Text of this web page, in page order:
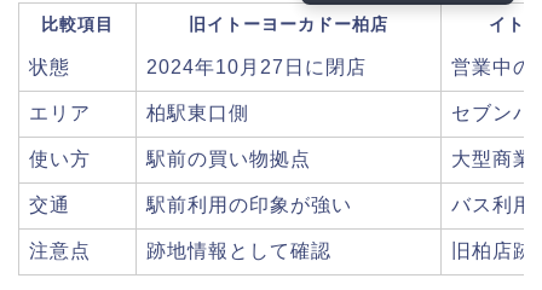
比較項目 旧イトーヨーカドー柏店 イト
状態 2024年10月27日に閉店 営業中の
エリア 柏駅東口側 セブンパ
使い方 駅前の買い物拠点 大型商業
交通 駅前利用の印象が強い バス利用
注意点 跡地情報として確認 旧柏店